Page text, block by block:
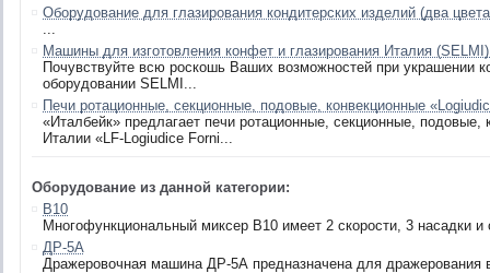
Оборудование для глазирования кондитерских изделий (два
...
Машины для изготовления конфет и глазирования Италия
Почувствуйте всю роскошь Ваших возможностей при украшении
оборудовании SELMI...
Печи ротационные, секционные, подовые, конвекционные
«Италбейк» предлагает печи ротационные, секционные, подовые,
Италии «LF-Logiudice Forni...
Оборудование из данной категории:
В10
Многофункциональный миксер В10 имеет 2 скорости, 3 насадки
ДР-5А
Дражеровочная машина ДР-5А предназначена для дражерования